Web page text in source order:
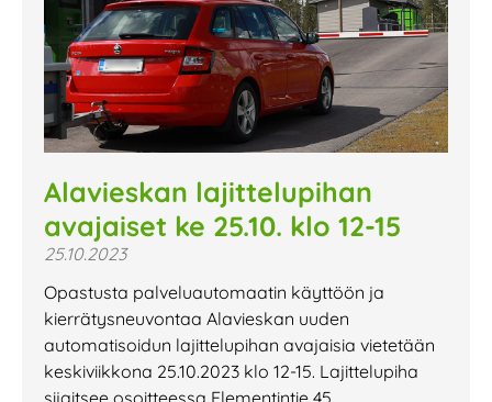
Alavieskan lajittelupihan
avajaiset ke 25.10. klo 12-15
25.10.2023
Opastusta palveluautomaatin käyttöön ja
kierrätysneuvontaa Alavieskan uuden
automatisoidun lajittelupihan avajaisia vietetään
keskiviikkona 25.10.2023 klo 12-15. Lajittelupiha